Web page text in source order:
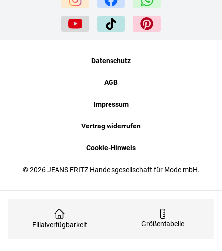
Filialverfügbarkeit Größentabelle
© 2026 JEANS FRITZ Handelsgesellschaft für Mode mbH.
Datenschutz
AGB
Impressum
Vertrag widerrufen
Cookie-Hinweis